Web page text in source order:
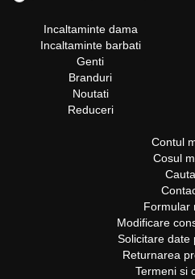
Incaltaminte dama
Incaltaminte barbati
Genti
Branduri
Noutati
Reduceri
Contul
Cosul
Cauta
Formular
Modificare
Solicitare date
Returnarea
Termeni si